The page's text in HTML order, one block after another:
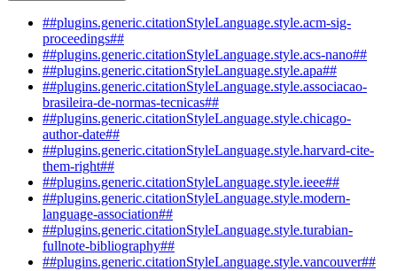
##plugins.generic.citationStyleLanguage.style.acm-sig-
proceedings##
##plugins.generic.citationStyleLanguage.style.acs-nano##
##plugins.generic.citationStyleLanguage.style.apa##
##plugins.generic.citationStyleLanguage.style.associacao-
brasileira-de-normas-tecnicas##
##plugins.generic.citationStyleLanguage.style.chicago-
author-date##
##plugins.generic.citationStyleLanguage.style.harvard-cite-
them-right##
##plugins.generic.citationStyleLanguage.style.ieee##
##plugins.generic.citationStyleLanguage.style.modern-
language-association##
##plugins.generic.citationStyleLanguage.style.turabian-
fullnote-bibliography##
##plugins.generic.citationStyleLanguage.style.vancouver##